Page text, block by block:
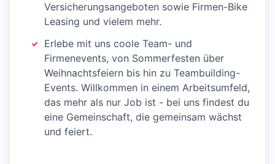
Versicherungsangeboten sowie Firmen-Bike
Leasing und vielem mehr.
Erlebe mit uns coole Team- und
Firmenevents, von Sommerfesten über
Weihnachtsfeiern bis hin zu Teambuilding-
Events. Willkommen in einem Arbeitsumfeld,
das mehr als nur Job ist - bei uns findest du
eine Gemeinschaft, die gemeinsam wächst
und feiert.